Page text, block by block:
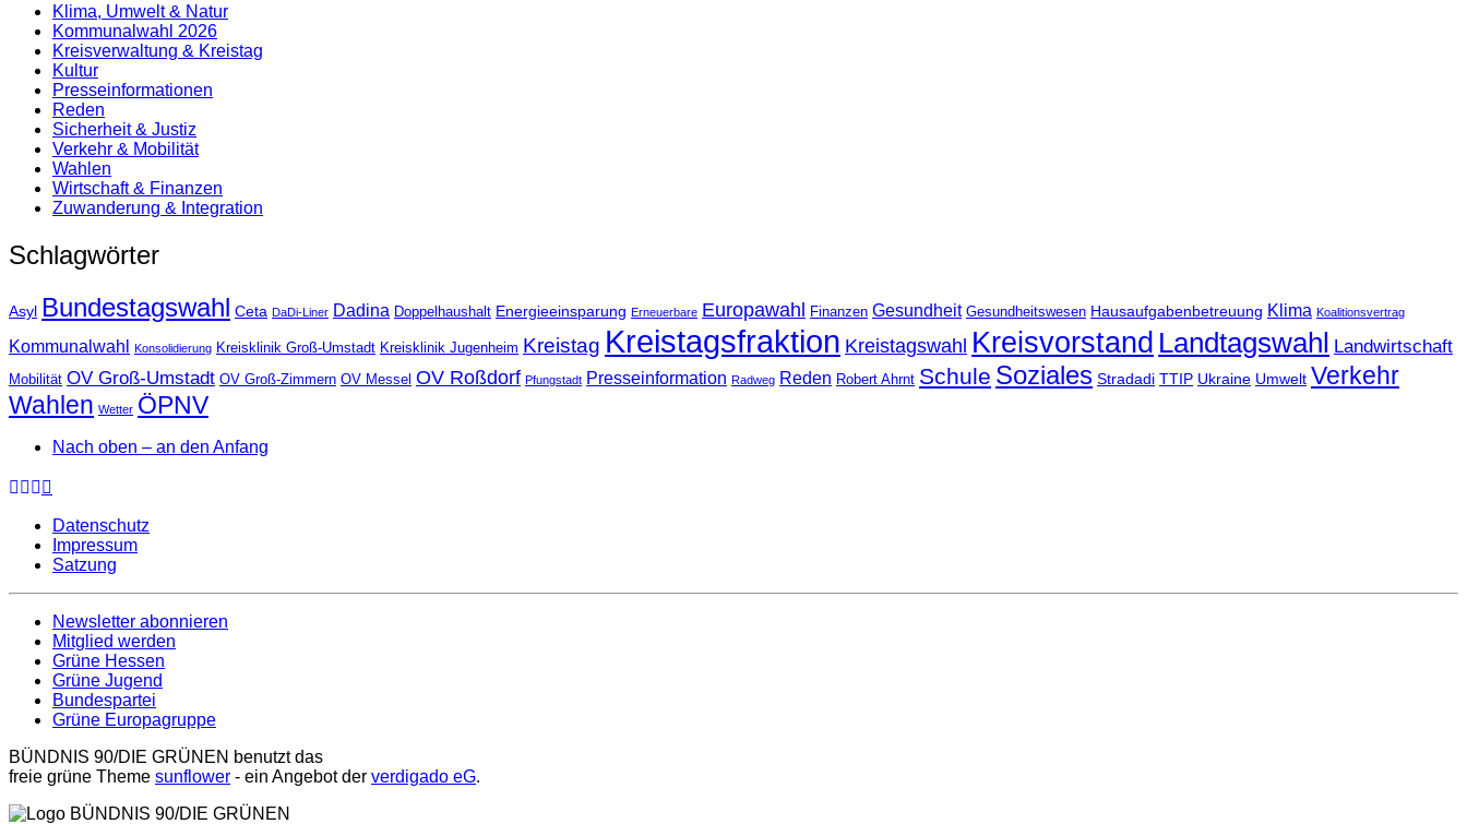
Klima, Umwelt & Natur
Kommunalwahl 2026
Kreisverwaltung & Kreistag
Kultur
Presse­informationen
Reden
Sicherheit & Justiz
Verkehr & Mobilität
Wahlen
Wirtschaft & Finanzen
Zuwanderung & Integration
Schlagwörter
Asyl Bundestagswahl Ceta DaDi-Liner Dadina Doppelhaushalt Energieeinsparung Erneuerbare Europawahl Finanzen Gesundheit Gesundheitswesen Hausaufgabenbetreuung Klima Koalitionsvertrag
Kommunalwahl Konsolidierung Kreisklinik Groß-Umstadt Kreisklinik Jugenheim Kreistag Kreistagsfraktion Kreistagswahl Kreisvorstand Landtagswahl Landwirtschaft
Mobilität OV Groß-Umstadt OV Groß-Zimmern OV Messel OV Roßdorf Pfungstadt Presseinformation Radweg Reden Robert Ahrnt Schule Soziales Stradadi TTIP Ukraine Umwelt Verkehr
Wahlen Wetter ÖPNV
Nach oben – an den Anfang
Datenschutz
Impressum
Satzung
Newsletter abonnieren
Mitglied werden
Grüne Hessen
Grüne Jugend
Bundespartei
Grüne Europagruppe
BÜNDNIS 90/DIE GRÜNEN benutzt das
freie grüne Theme sunflower ‐ ein Angebot der verdigado eG.